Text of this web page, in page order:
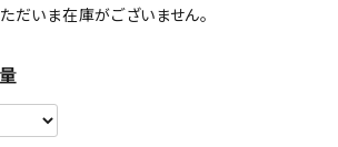
ただいま在庫がございません。